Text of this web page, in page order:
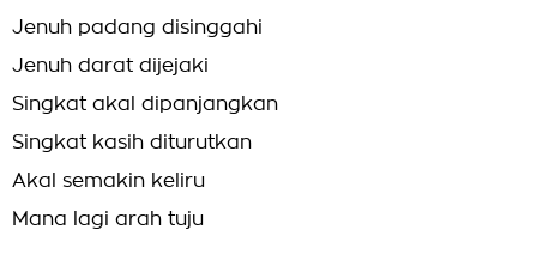
Jenuh padang disinggahi
Jenuh darat dijejaki
Singkat akal dipanjangkan
Singkat kasih diturutkan
Akal semakin keliru
Mana lagi arah tuju